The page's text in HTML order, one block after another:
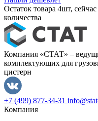
Остаток товара 4шт, сейчас
количества
Компания «СТАТ» –
комплектующих для
цистерн
+7 (499) 877-34-31
Компания